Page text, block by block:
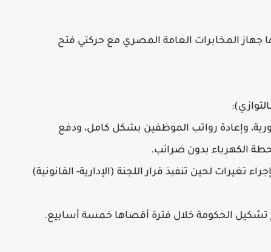
جهاز المخابرات العامة المصري مع حركتي فتح
وإعادة رواتب الموظفين بشكل كامل، ودفع
الكهرباء بدون ضرائب.
تغيرات لحين تنفيذ قرار اللجنة (الإدارية- القانونية)
الحكومة خلال فترة أقصاها خمسة أسابيع.